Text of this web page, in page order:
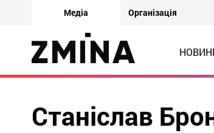
Медіа Організація
Станіслав